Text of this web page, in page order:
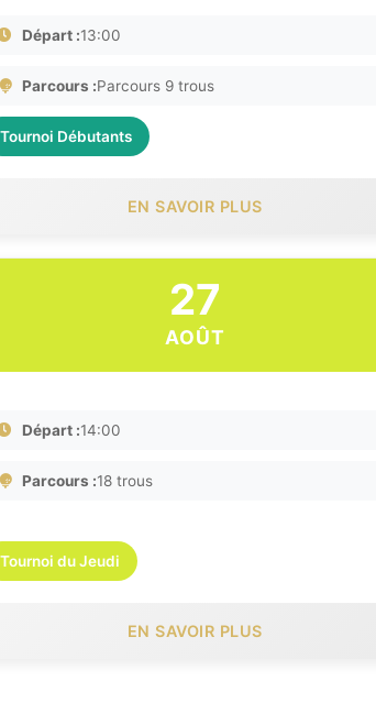
Départ :13:00
Parcours :Parcours 9 trous
Tournoi Débutants
EN SAVOIR PLUS
27
AOÛT
Départ :14:00
Parcours :18 trous
Tournoi du Jeudi
EN SAVOIR PLUS